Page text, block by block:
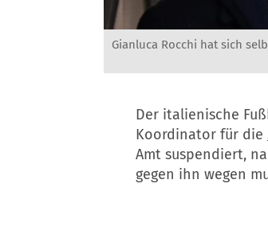
Gianluca Rocchi hat sich
Der italienische
Koordinator für die
Amt suspendiert,
gegen ihn wegen